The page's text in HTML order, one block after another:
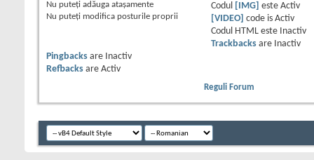
Nu puteţi adăuga ataşamente
Nu puteţi modifica posturile proprii
Codul
[IMG] este Activ
[VIDEO] code is Activ
Codul HTML este
Inactiv
Trackbacksare
Inactiv
Pingbacks are
Inactiv
Refbacks are Activ
Reguli Forum